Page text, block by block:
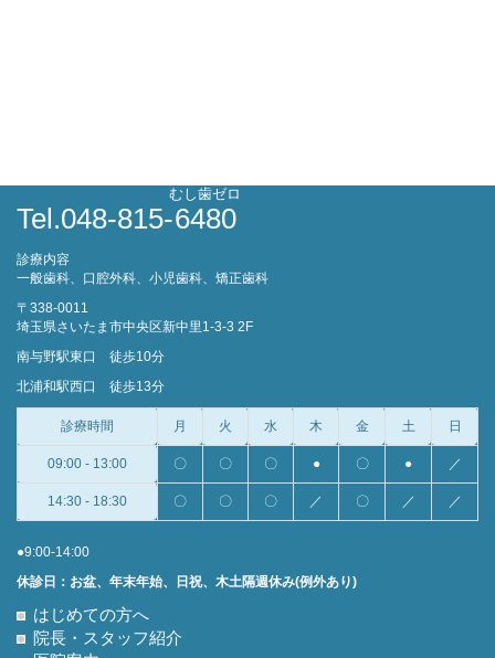
Tel.048-815-6480
むし歯ゼロ
診療内容
一般歯科、口腔外科、小児歯科、矯正歯科
〒338-0011
埼玉県さいたま市中央区新中里1-3-3 2F
南与野駅東口 徒歩10分
北浦和駅西口 徒歩13分
診療時間 月 火 水 木 金 土 日
09:00 - 13:00 〇 〇 〇 ● 〇 ● ／
14:30 - 18:30 〇 〇 〇 ／ 〇 ／ ／
●9:00-14:00
休診日：お盆、年末年始、日祝、木土隔週休み(例外あり)
はじめての方へ
院長・スタッフ紹介